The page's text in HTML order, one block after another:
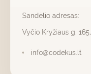
Sandėlio adresas:
Vyčio Kryžiaus g.
info@codekus.lt